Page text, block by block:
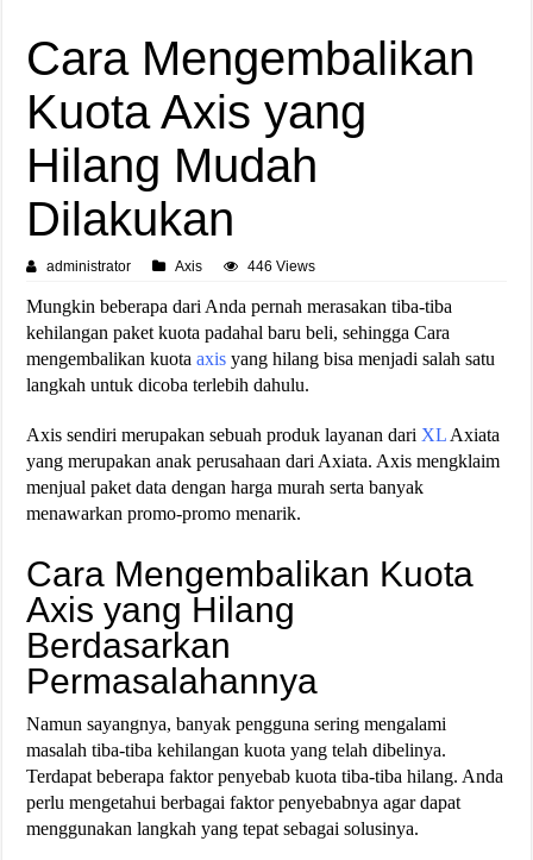
Cara Mengembalikan
Kuota Axis yang
Hilang Mudah
Dilakukan
administrator Axis 446 Views
Mungkin beberapa dari Anda pernah merasakan tiba-tiba
kehilangan paket kuota padahal baru beli, sehingga Cara
mengembalikan kuotaaxis yang hilang bisa menjadi salah satu
langkah untuk dicoba terlebih dahulu.
Axis sendiri merupakan sebuah produk layanan dari XL Axiata
yang merupakan anak perusahaan dari Axiata. Axis mengklaim
menjual paket data dengan harga murah serta banyak
menawarkan promo-promo menarik.
Cara Mengembalikan Kuota
Axis yang Hilang
Berdasarkan
Permasalahannya
Namun sayangnya, banyak pengguna sering mengalami
masalah tiba-tiba kehilangan kuota yang telah dibelinya.
Terdapat beberapa faktor penyebab kuota tiba-tiba hilang. Anda
perlu mengetahui berbagai faktor penyebabnya agar dapat
menggunakan langkah yang tepat sebagai solusinya.